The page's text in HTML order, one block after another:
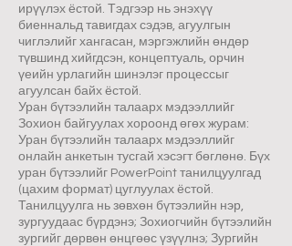
ирүүлэх ёстой. Тэдгээр нь энэхүү
биеннальд тавигдах сэдэв, агуулгын
чиглэлийг хангасан, мэргэжлийн өндөр
түвшинд хийгдсэн, концептуаль, орчин
үеийн урлагийн шинэлэг процессыг
агуулсан байх ёстой.
Уран бүтээлийн талаарх мэдээллийг
Зохион байгуулах хороонд өгөх журам:
Уран бүтээлийн талаарх мэдээллийг
онлайн анкетын тусгай хэсэгт бөглөнө. Бүх
уран бүтээлийг PowerPoint танилцуулгад
(цахим формат) цуглуулах ёстой.
Танилцуулга нь зөвхөн бүтээлийн нэр,
зургуудаас бүрдэнэ; Зохиогчийн бүтээлийн
зургийг дөрвөн өнцгөөс үзүүлнэ; Зургийн